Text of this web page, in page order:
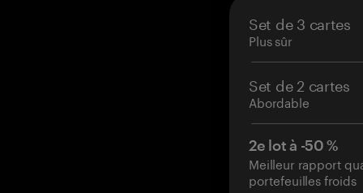
Set de 3 cartes
Plus sûr
Set de 2 cartes
Abordable
2e lot à -50 %
Meilleur rapport
portefeuilles froids